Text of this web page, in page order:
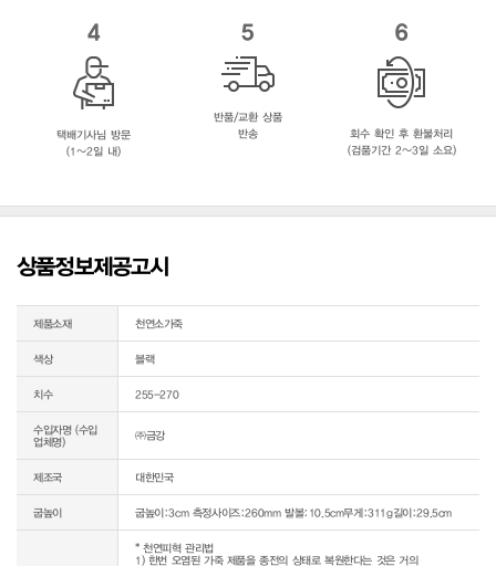
4
택배기사님 방문
(1~2일 내)
5
반품/교환 상품
반송
6
회수 확인 후 환불처리
(검품기간 2~3일 소요)
상품정보제공고시
제품소재 천연소가죽
색상 블랙
치수 255-270
수입자명 (수입
업체명)
㈜금강
제조국 대한민국
굽높이 굽높이:3cm 측정사이즈:260mm 발볼:10.5cm무게:311g길이:29.5cm
* 천연피혁 관리법
1) 한번 오염된 가죽 제품을 종전의 상태로 복원한다는 것은 거의